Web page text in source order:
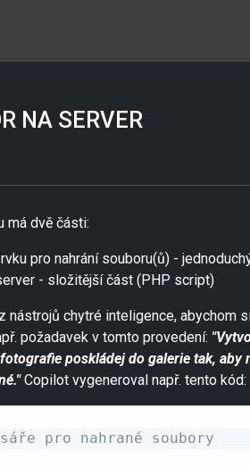
NA SERVER
má dvě části:
pro nahrání souboru(ů) -
- složitější část (PHP script)
nástrojů chytré inteligence, abychom
požadavek v tomto provedení:
poskládej do galerie tak,
Copilot vygeneroval např. tento kód:
pro nahrané soubory